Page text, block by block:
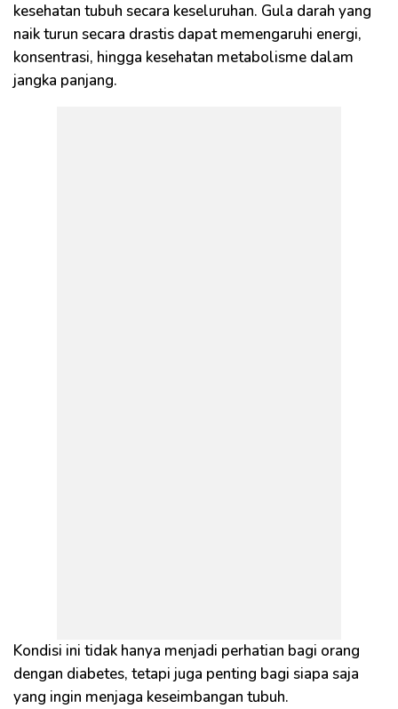
kesehatan tubuh secara keseluruhan. Gula darah yang
naik turun secara drastis dapat memengaruhi energi,
konsentrasi, hingga kesehatan metabolisme dalam
jangka panjang.
Kondisi ini tidak hanya menjadi perhatian bagi orang
dengan diabetes, tetapi juga penting bagi siapa saja
yang ingin menjaga keseimbangan tubuh.